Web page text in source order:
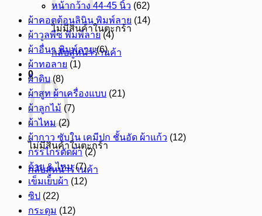
ไม่มีสินค้าในตะกร้า
กลับสู่หน้าร้านค้า
0
ไม่มีสินค้าในตะกร้า
กลับสู่หน้าร้านค้า
หน้ากว้าง 44-45 นิ้ว (62)
ผ้าคอตต้อนลินิน พิมพ์ลาย (14)
ผ้าวูลพีซ พิมพ์ลาย (4)
ผ้าอื่นๆ พิมพ์ลาย (6)
ผ้าทอลาย (1)
ผ้าดิบ (8)
ผ้าสูท ผ้าเครื่องแบบ (21)
ผ้าลูกไม้ (7)
ผ้าไหม (2)
ผ้ากาว ซับใน เคมีปก ชั้นอัด ผ้าแก้ว (12)
กรรไกรตัดผ้า (2)
ด้าย & ไหม (7)
เข็มเย็บผ้า (12)
ซิป (22)
กระดุม (12)